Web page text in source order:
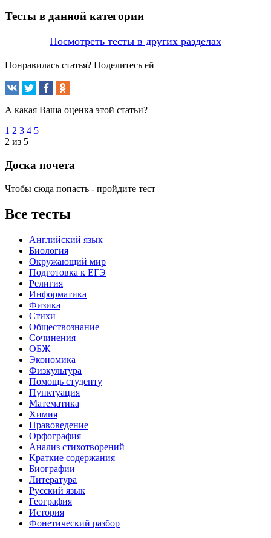
Тесты в данной категории
Посмотреть тесты в других разделах
Понравилась статья? Поделитесь ей
А какая Ваша оценка этой статьи?
1 2 3 4 5
2 из 5
Доска почета
Чтобы сюда попасть - пройдите тест
Все тесты
Английский язык
Биология
Окружающий мир
Подготовка к ЕГЭ
Религия
Информатика
Физика
Стихи
Обществознание
Сочинения
ОБЖ
Экономика
Физкультура
Помощь студенту
Пунктуация
Математика
Химия
Правоведение
Орфография
Анализ стихотворений
Краткие содержания
Биографии
Литература
Русский язык
География
История
Фонетический разбор